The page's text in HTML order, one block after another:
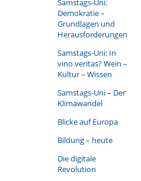
Demokratie –
Grundlagen und
Herausforderungen
Samstags-Uni: In
vino veritas? Wein –
Kultur – Wissen
Samstags-Uni – Der
Klimawandel
Blicke auf Europa
Bildung – heute
Die digitale
Revolution